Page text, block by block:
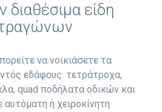
διαθέσιμα είδη
να νοικιάσετε τα
εδάφους: τετράτροχα,
quad ποδήλατα οδικών και
ή χειροκίνητη